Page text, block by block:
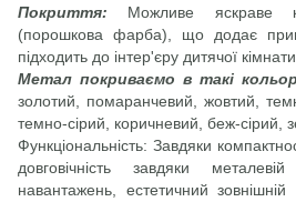
Покриття: Можливе яскраве
(порошкова фарба), що додає
підходить до інтер'єру дитячої кімнати.
Метал покриваємо в такі
золотий, помаранчевий, жовтий,
темно-сірий, коричневий, беж-сірий,
Функціональність: Завдяки
довговічність завдяки
навантажень, естетичний